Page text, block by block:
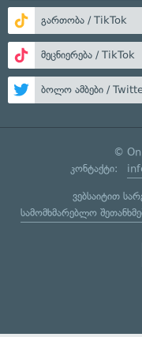
გართობა / TikTok
მეცნიერება / TikTok
ბოლო ამბები /
©
კონტაქტი:
ვებსაიტით
სამომხმარებლო